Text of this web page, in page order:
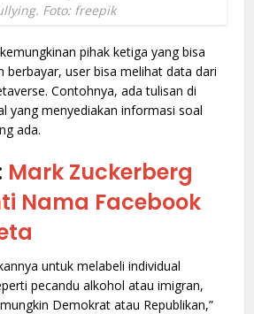
Foto: freepik
pihak ketiga yang bisa
berbayar, user bisa melihat data dari
Contohnya, ada tulisan di
yang menyediakan informasi soal
ada.
Mark Zuckerberg
Nama Facebook
untuk melabeli individual
pecandu alkohol atau imigran,
Demokrat atau Republikan,”